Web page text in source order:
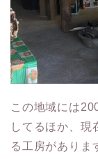
この地域には
してるほか、現
る工房がありま